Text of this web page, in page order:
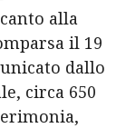
alla
il 19
dallo
circa 650